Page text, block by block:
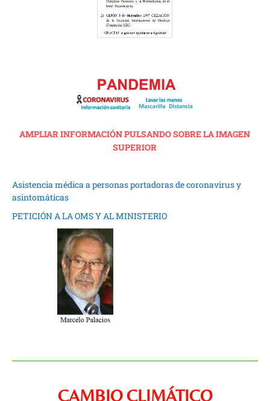
AMPLIAR INFORMACIÓN PULSANDO SOBRE LA IMAGEN
SUPERIOR
Asistencia médica a personas portadoras de coronavirus y
asintomáticas
PETICIÓN A LA OMS Y AL MINISTERIO
CAMBIO CLIMÁTICO